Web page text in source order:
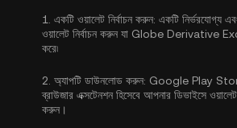
1. একটি ওয়ালেট নির্বাচন করুন: একটি নির্ভরযোগ্য
ওয়ালেট নির্বাচন করুন যা Globe Derivative
করে৷
2. অ্যাপটি ডাউনলোড করুন: Google Play
ব্রাউজার এক্সটেনশন হিসেবে আপনার ডিভাইসে
করুন।